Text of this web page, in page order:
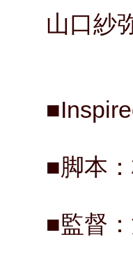
山口紗
■脚本
■監督